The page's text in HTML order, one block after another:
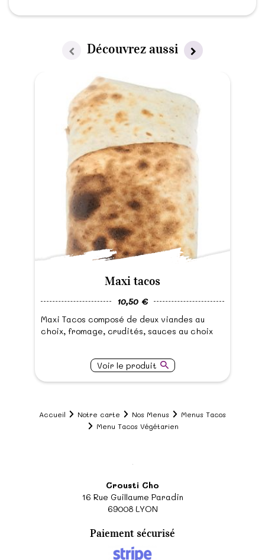
Découvrez aussi
Maxi tacos
10,50 €
Maxi Tacos composé de deux viandes au
choix, fromage, crudités, sauces au choix
Voir le produit
Accueil Notre carte Nos Menus
Menus Tacos
Menu Tacos Végétarien
Crousti Cho
16 Rue Guillaume Paradin
69008 LYON
Paiement sécurisé